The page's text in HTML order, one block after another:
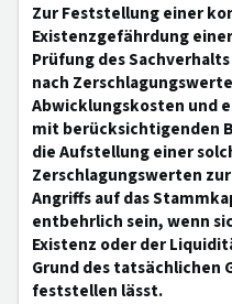
Zur Feststellung einer
Existenzgefährdung
Prüfung des
nach
Abwicklungskosten und
mit berücksichtigenden
die Aufstellung einer
Zerschlagungswerten
Angriffs auf das
entbehrlich sein, wenn
Existenz oder der
Grund des tatsächlichen
feststellen lässt.